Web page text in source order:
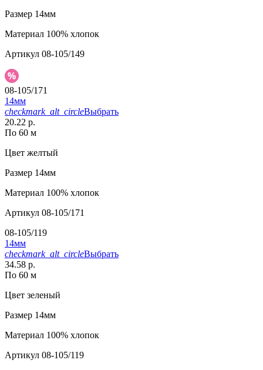
Размер 14мм
Материал 100% хлопок
Артикул 08-105/149
08-105/171
14мм
checkmark_alt_circleВыбрать
20.22 р.
По 60 м
Цвет желтый
Размер 14мм
Материал 100% хлопок
Артикул 08-105/171
08-105/119
14мм
checkmark_alt_circleВыбрать
34.58 р.
По 60 м
Цвет зеленый
Размер 14мм
Материал 100% хлопок
Артикул 08-105/119